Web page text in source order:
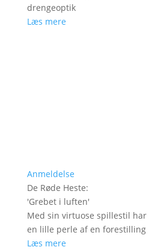
drengeoptik
Læs mere
Anmeldelse
De Røde Heste:
'Grebet i luften'
Med sin virtuose spillestil har
en lille perle af en forestilling
Læs mere